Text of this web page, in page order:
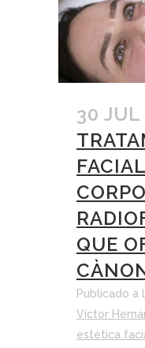
30 JUL
QUE
Publicado a
Víctor
estética